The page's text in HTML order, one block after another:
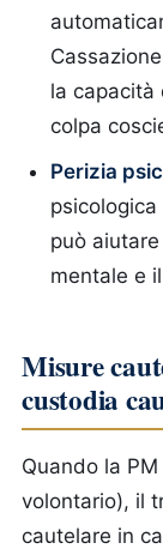
la capacità
colpa
Perizia
può
mentale e
Misure
custodia
Quando la
volontario), il
cautelare in